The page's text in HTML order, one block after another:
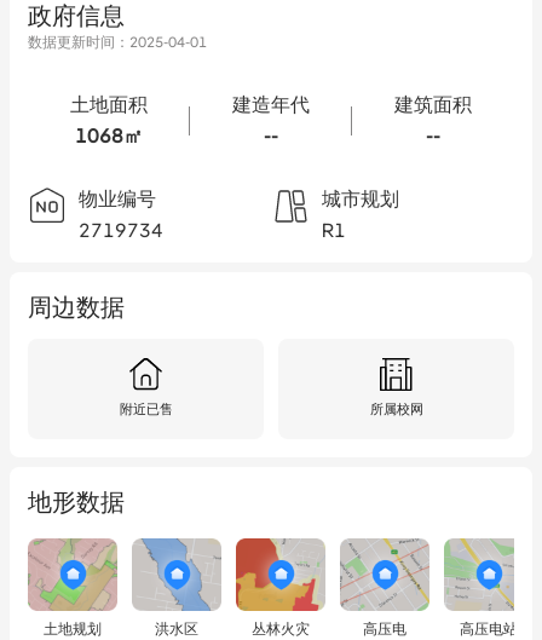
政府信息
数据更新时间： 2025-04-01
土地面积
1068㎡
建造年代
--
建筑面积
--
物业编号
2719734
城市规划
R1
周边数据
附近已售 所属校网
地形数据
土地规划 洪水区 丛林火灾 高压电 高压电站